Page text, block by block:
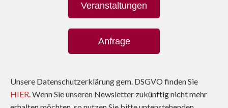
Veranstaltungen
Anfrage
Unsere Datenschutzerklärung gem. DSGVO finden Sie
HIER. Wenn Sie unseren Newsletter zukünftig nicht mehr